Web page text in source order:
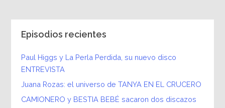
Episodios recientes
Paul Higgs y La Perla Perdida, su nuevo disco
ENTREVISTA
Juana Rozas: el universo de TANYA EN EL CRUCERO
CAMIONERO y BESTIA BEBÉ sacaron dos discazos